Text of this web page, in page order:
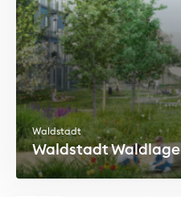
Waldstadt
Waldstadt Waldlage